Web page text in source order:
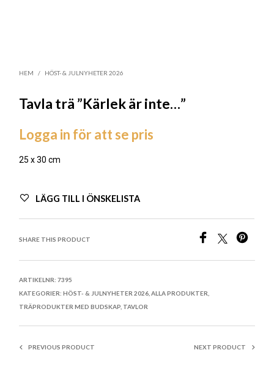
HEM / HÖST- & JULNYHETER 2026
Tavla trä ”Kärlek är inte…”
Logga in för att se pris
25 x 30 cm
LÄGG TILL I ÖNSKELISTA
SHARE THIS PRODUCT
ARTIKELNR:7395
KATEGORIER:HÖST- & JULNYHETER 2026 ,ALLA PRODUKTER
TRÄPRODUKTER MED BUDSKAP TAVLOR
PREVIOUS PRODUCT NEXT PRODUCT